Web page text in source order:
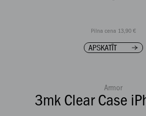
Pilna cena 13,90 €
APSKATĪT
Armor
3mk Clear Case